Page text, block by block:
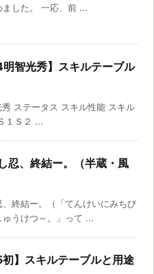
ました。 一応、前 ...
明智光秀】スキルテーブル
ステータス スキル性能 スキル
１Ｓ２ ...
忍、終結ー。（半蔵・風
終結ー。（「てんけいにみちび
うけつ～。」って ...
初】スキルテーブルと用途